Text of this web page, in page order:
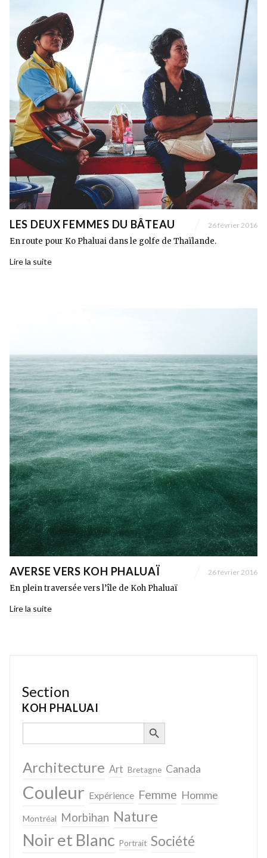
LES DEUX FEMMES DU BÂTEAU 26 février 2016
En route pour Ko Phaluai dans le golfe de Thaïlande.
Lire la suite
AVERSE VERS KOH PHALUAÏ 26 février 2016
En plein traversée vers l’île de Koh Phaluaï
Lire la suite
Section
KOH PHALUAI
Search
SEARCH BUTTON
Architecture Art Bretagne Canada
Couleur Expérience Femme Homme
Montréal Morbihan Nature
Noir et Blanc Portrait Société